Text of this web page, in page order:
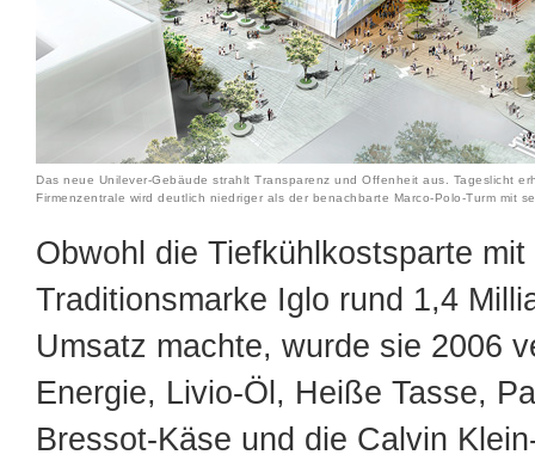
Das neue Unilever-Gebäude strahlt Transparenz und Offenheit aus. Tageslicht
Firmenzentrale wird deutlich niedriger als der benachbarte Marco-Polo-Turm mit
Obwohl die Tiefkühlkostsparte mit
Traditionsmarke Iglo rund 1,4
Umsatz machte, wurde sie 2006
Energie, Livio-Öl, Heiße Tasse,
Bressot-Käse und die Calvin